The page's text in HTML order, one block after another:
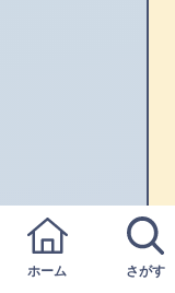
ホーム さがす